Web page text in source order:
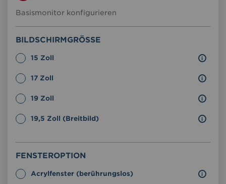
Display-
Basismonitor konfigurieren
BILDSCHIRMGRÖSSE
Bildschirmgröße
15 Zoll
17 Zoll
19 Zoll
19,5 Zoll (Breitbild)
FENSTEROPTION
Fensteroption
Acrylfenster (berührungslos)